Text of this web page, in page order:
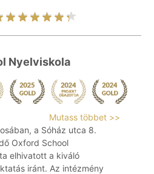
Nyelviskola
Mutass többet >>
a Sóház utca 8.
Oxford School
elhivatott a kiváló
iránt. Az intézmény